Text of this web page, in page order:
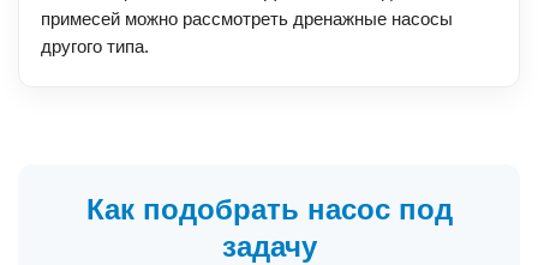
примесей можно рассмотреть дренажные насосы
другого типа.
Как подобрать насос под
задачу